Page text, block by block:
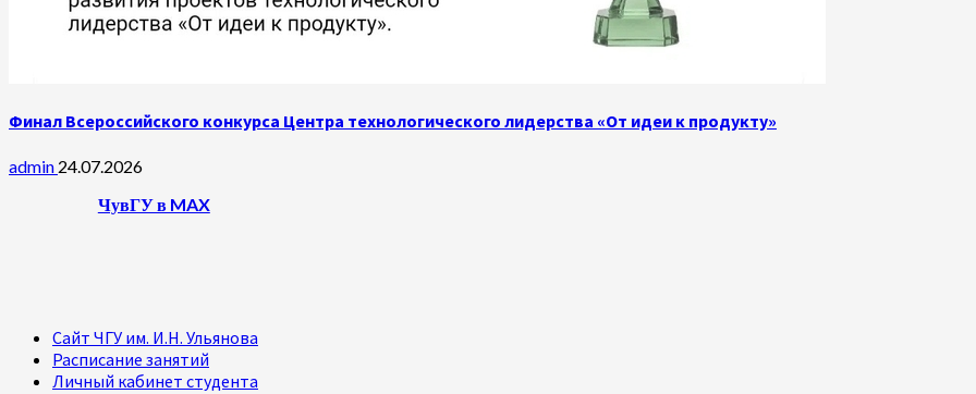
Финал Всероссийского конкурса Центра технологического лидерства «От идеи к продукту»
admin 24.07.2026
ЧувГУ в MAX
Сайт ЧГУ им. И.Н. Ульянова
Расписание занятий
Личный кабинет студента